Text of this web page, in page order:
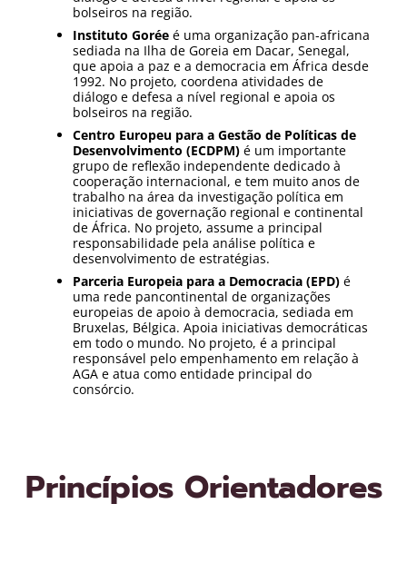
bolseiros na região.
Instituto Gorée é uma organização pan-africana
sediada na Ilha de Goreia em Dacar, Senegal,
que apoia a paz e a democracia em África desde
1992. No projeto, coordena atividades de
diálogo e defesa a nível regional e apoia os
bolseiros na região.
Centro Europeu para a Gestão de Políticas de
Desenvolvimento (ECDPM) é um importante
grupo de reflexão independente dedicado à
cooperação internacional, e tem muito anos de
trabalho na área da investigação política em
iniciativas de governação regional e continental
de África. No projeto, assume a principal
responsabilidade pela análise política e
desenvolvimento de estratégias.
Parceria Europeia para a Democracia (EPD) é
uma rede pancontinental de organizações
europeias de apoio à democracia, sediada em
Bruxelas, Bélgica. Apoia iniciativas democráticas
em todo o mundo. No projeto, é a principal
responsável pelo empenhamento em relação à
AGA e atua como entidade principal do
consórcio.
Princípios Orientadores